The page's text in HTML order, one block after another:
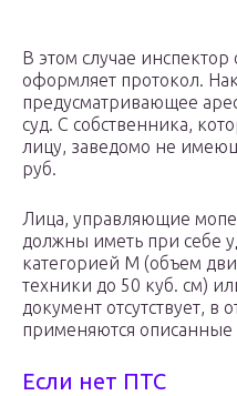
В этом случае инспектор
оформляет протокол.
предусматривающее
суд. С собственника,
лицу, заведомо не
руб.
Лица, управляющие
должны иметь при себе
категорией М (объем
техники до 50 куб. см)
документ отсутствует,
применяются
Если нет ПТС